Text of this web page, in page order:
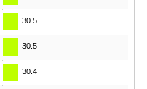
30.5
30.5
30.4